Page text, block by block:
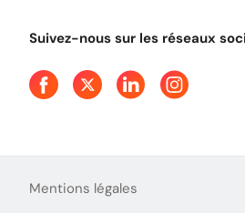
Presse
Suivez-nous sur les réseaux
Mentions légales